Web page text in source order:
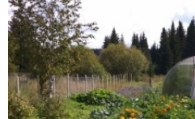
Фото
Сейчас обсуждают